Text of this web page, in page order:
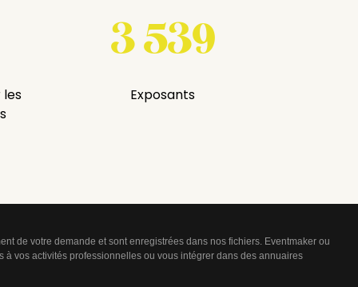
les
3 539
Exposants
de votre demande et sont enregistrées dans nos fichiers. Eventmaker ou
vos activités professionnelles ou vous intégrer dans des annuaires